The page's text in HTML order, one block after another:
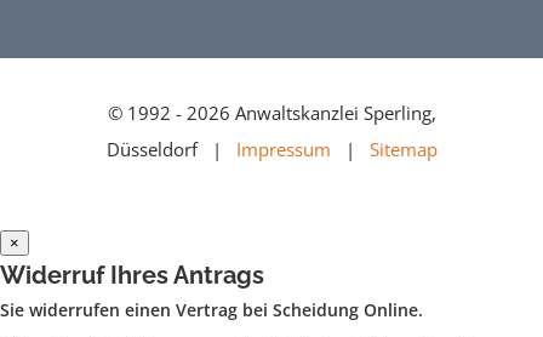
© 1992 - 2026 Anwaltskanzlei Sperling,
Düsseldorf | Impressum | Sitemap
×
Widerruf Ihres Antrags
Sie widerrufen einen Vertrag bei Scheidung Online.